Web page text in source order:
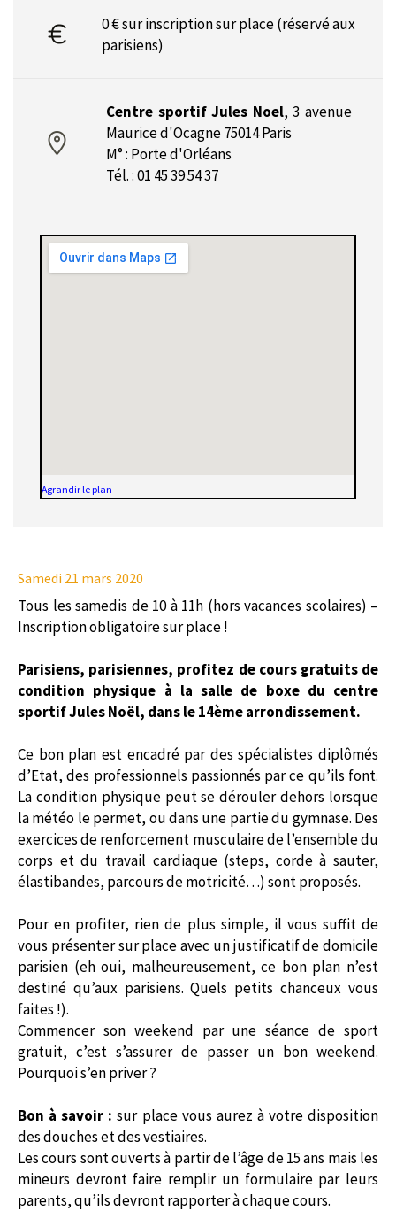
0 € sur inscription sur place (réservé aux
parisiens)
Centre sportif Jules Noel,3 avenue
Maurice d'Ocagne 75014 Paris
M° : Porte d'Orléans
Tél. : 01 45 39 54 37
Agrandir le plan
Samedi 21 mars 2020
Tous les samedis de 10 à 11h (hors vacances scolaires) –
Inscription obligatoire sur place !
Parisiens, parisiennes, profitez de cours gratuits de
condition physique à la salle de boxe du centre
sportif Jules Noël, dans le 14ème arrondissement.
Ce bon plan est encadré par des spécialistes diplômés
d’Etat, des professionnels passionnés par ce qu’ils font.
La condition physique peut se dérouler dehors lorsque
la météo le permet, ou dans une partie du gymnase. Des
exercices de renforcement musculaire de l’ensemble du
corps et du travail cardiaque (steps, corde à sauter,
élastibandes, parcours de motricité…) sont proposés.
Pour en profiter, rien de plus simple, il vous suffit de
vous présenter sur place avec un justificatif de domicile
parisien (eh oui, malheureusement, ce bon plan n’est
destiné qu’aux parisiens. Quels petits chanceux vous
faites !).
Commencer son weekend par une séance de sport
gratuit, c’est s’assurer de passer un bon weekend.
Pourquoi s’en priver ?
Bon à savoir : sur place vous aurez à votre disposition
des douches et des vestiaires.
Les cours sont ouverts à partir de l’âge de 15 ans mais les
mineurs devront faire remplir un formulaire par leurs
parents, qu’ils devront rapporter à chaque cours.